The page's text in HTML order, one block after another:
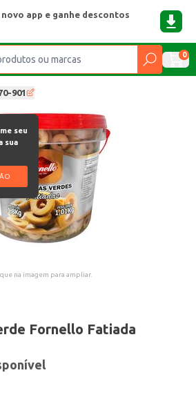
app e ganhe descontos
0
901
seu
sua
na imagem para ampliar.
Fornello Fatiada